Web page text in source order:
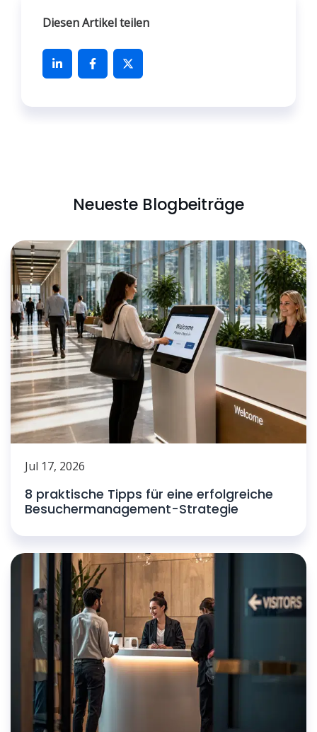
Diesen Artikel teilen
Neueste Blogbeiträge
Jul 17, 2026
8 praktische Tipps für eine erfolgreiche
Besuchermanagement-Strategie